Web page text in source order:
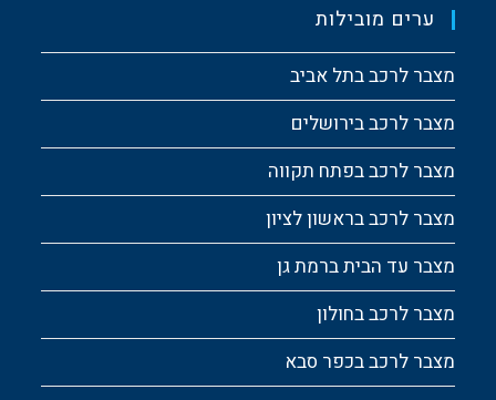
ערים מובילות
מצבר לרכב בתל אביב
מצבר לרכב בירושלים
מצבר לרכב בפתח תקווה
מצבר לרכב בראשון לציון
מצבר עד הבית ברמת גן
מצבר לרכב בחולון
מצבר לרכב בכפר סבא